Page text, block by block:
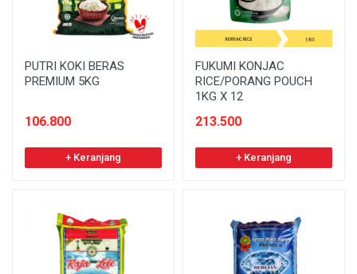
PUTRI KOKI BERAS
PREMIUM 5KG
106.800
+ Keranjang
FUKUMI KONJAC
RICE/PORANG POUCH
1KG X 12
213.500
+ Keranjang